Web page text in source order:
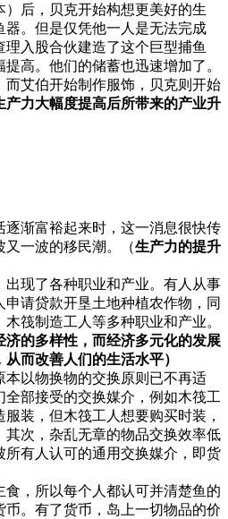
后，贝克开始构想更美好的生
。但是仅凭他一人是无法完成
入股合伙建造了这个巨型捕鱼
高。他们的储蓄也迅速增加了。
而艾伯开始制作服饰，贝克则开始
产力大幅度提高后所带来的产业升
逐渐富裕起来时，这一消息很快传
一波的移民潮。（生产力的提升
出现了各种职业和产业。有人从事
请贷款开垦土地种植农作物，同
筏制造工人等多种职业和产业。
济的多样性，而经济多元化的发展
而改善人们的生活水平）
本以物换物的交换原则已不再适
全部接受的交换媒介，例如木筏工
装，但木筏工人想要购买时装，
次，杂乱无章的物品交换效率低
有人认可的通用交换媒介，即货
食，所以每个人都认可并清楚鱼的
。有了货币，岛上一切物品的价